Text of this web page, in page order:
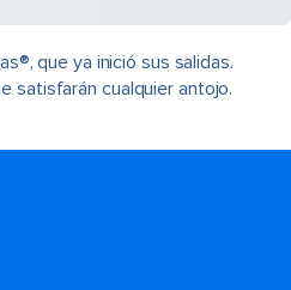
que ya inició sus salidas.
satisfarán cualquier antojo.